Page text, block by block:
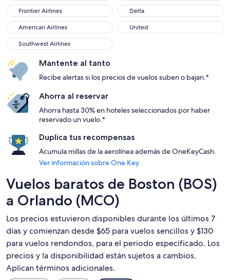
Frontier Airlines
Frontier Airlines Delta
Delta
American Airlines
American Airlines United
United
Southwest Airlines
Southwest Airlines
Mantente al tanto
Recibe alertas si los precios de vuelos suben o bajan.*
Ahorra al reservar
Ahorra hasta 30% en hoteles seleccionados por haber
reservado un vuelo.*
Duplica tus recompensas
Acumula millas de la aerolínea además de OneKeyCash.
Ver información sobre One Key
Vuelos baratos de Boston (BOS)
a Orlando (MCO)
Los precios estuvieron disponibles durante los últimos 7
días y comienzan desde $65 para vuelos sencillos y $130
para vuelos rendondos, para el periodo especificado. Los
precios y la disponibilidad están sujetos a cambios.
Aplican términos adicionales.